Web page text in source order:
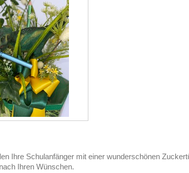
Ihre Schulanfänger mit einer wunderschönen
Ihren Wünschen.